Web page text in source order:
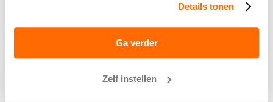
Details tonen
Ga verder
Zelf instellen